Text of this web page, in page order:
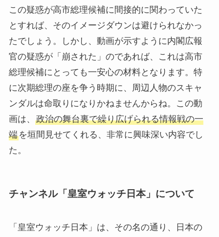
この疑惑が高市総理候補に間接的に関わっていた
とすれば、そのイメージダウンは避けられなかっ
たでしょう。しかし、動画が示すように内閣広報
官の疑惑が「崩された」のであれば、これは高市
総理候補にとっても一安心の材料となります。特
に次期総理の座を争う時期に、周辺人物のスキャ
ンダルは命取りになりかねませんからね。この動
画は、 政治の舞台裏で繰り広げられる情報戦の一
端を垣間見せてくれる、非常に興味深い内容でし
た。
チャンネル「皇室ウォッチ日本」について
「皇室ウォッチ日本」は、その名の通り、日本の